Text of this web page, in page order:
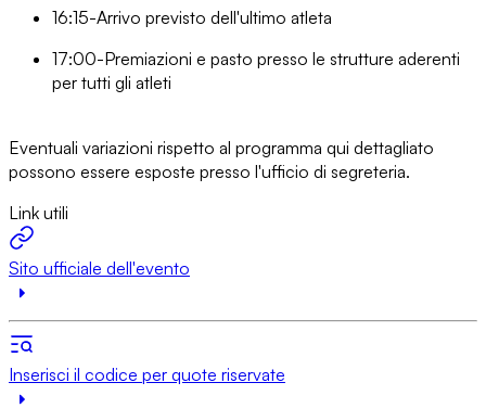
16:15-Arrivo previsto dell'ultimo atleta
17:00-Premiazioni e pasto presso le strutture aderenti
per tutti gli atleti
Eventuali variazioni rispetto al programma qui dettagliato
possono essere esposte presso l'ufficio di segreteria.
Link utili
Sito ufficiale dell'evento
Inserisci il codice per quote riservate